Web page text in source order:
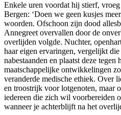
Enkele uren voordat hij stierf,
Bergen: ‘Doen we geen kusjes
woorden. Ofschoon zijn dood
Annegreet overvallen door de
overlijden volgde. Nuchter,
haar eigen ervaringen, vergelijkt
nabestaanden en plaatst deze tegen
maatschappelijke ontwikkelingen
veranderde medische ethiek. Over
en troostrijk voor lotgenoten, maar
iedereen die zich wil voorbereiden
wanneer je achterblijft na het